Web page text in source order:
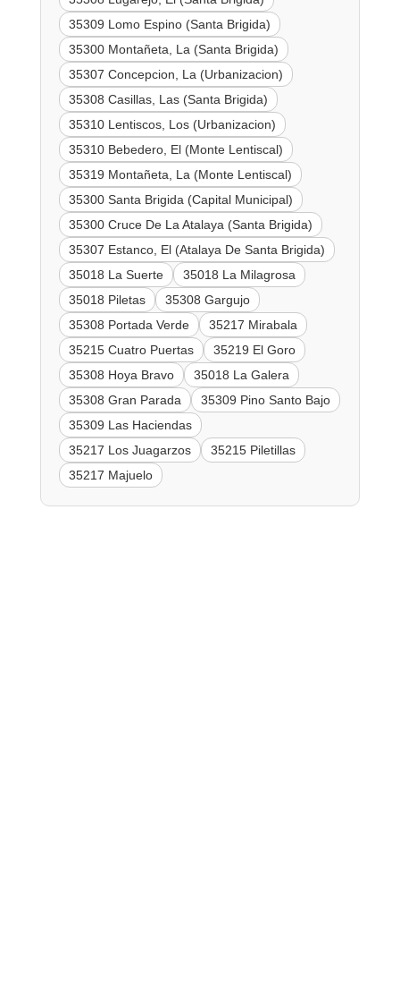
35309 Lomo Espino (Santa Brigida)
35300 Montañeta, La (Santa Brigida)
35307 Concepcion, La (Urbanizacion)
35308 Casillas, Las (Santa Brigida)
35310 Lentiscos, Los (Urbanizacion)
35310 Bebedero, El (Monte Lentiscal)
35319 Montañeta, La (Monte Lentiscal)
35300 Santa Brigida (Capital Municipal)
35300 Cruce De La Atalaya (Santa Brigida)
35307 Estanco, El (Atalaya De Santa Brigida)
35018 La Suerte
35018 La Milagrosa
35018 Piletas
35308 Gargujo
35308 Portada Verde
35217 Mirabala
35215 Cuatro Puertas
35219 El Goro
35308 Hoya Bravo
35018 La Galera
35308 Gran Parada
35309 Pino Santo Bajo
35309 Las Haciendas
35217 Los Juagarzos
35215 Piletillas
35217 Majuelo